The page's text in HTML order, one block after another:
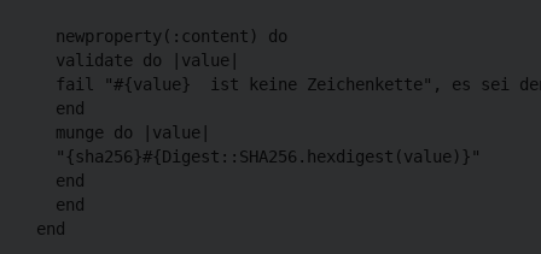
  newproperty(:content) do
  validate do |value|
fail "#{value}  ist keine Zeichenkette", es sei
  end
  munge do |value|
  "{sha256}#{Digest::SHA256.hexdigest(value)}"
  end
  end